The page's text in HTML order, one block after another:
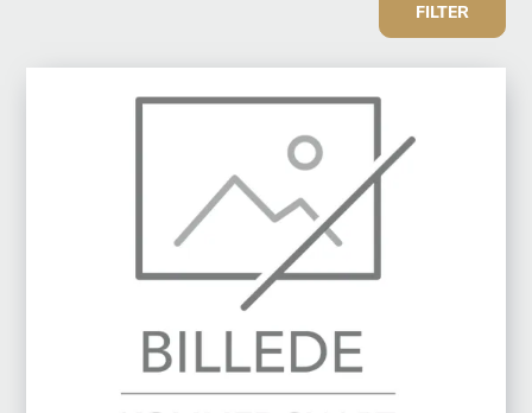
FILTER